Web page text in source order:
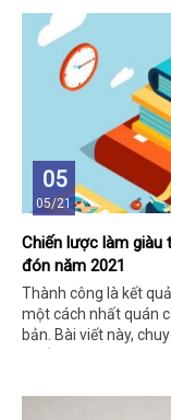
trong nhiều lĩnh vực,
quản lý. Dưới đây là
"Quân Vương".
05
05/21
Chiến lược làm
đón năm 2021
Thành công là kết
một cách nhất quán
bản. Bài viết này,